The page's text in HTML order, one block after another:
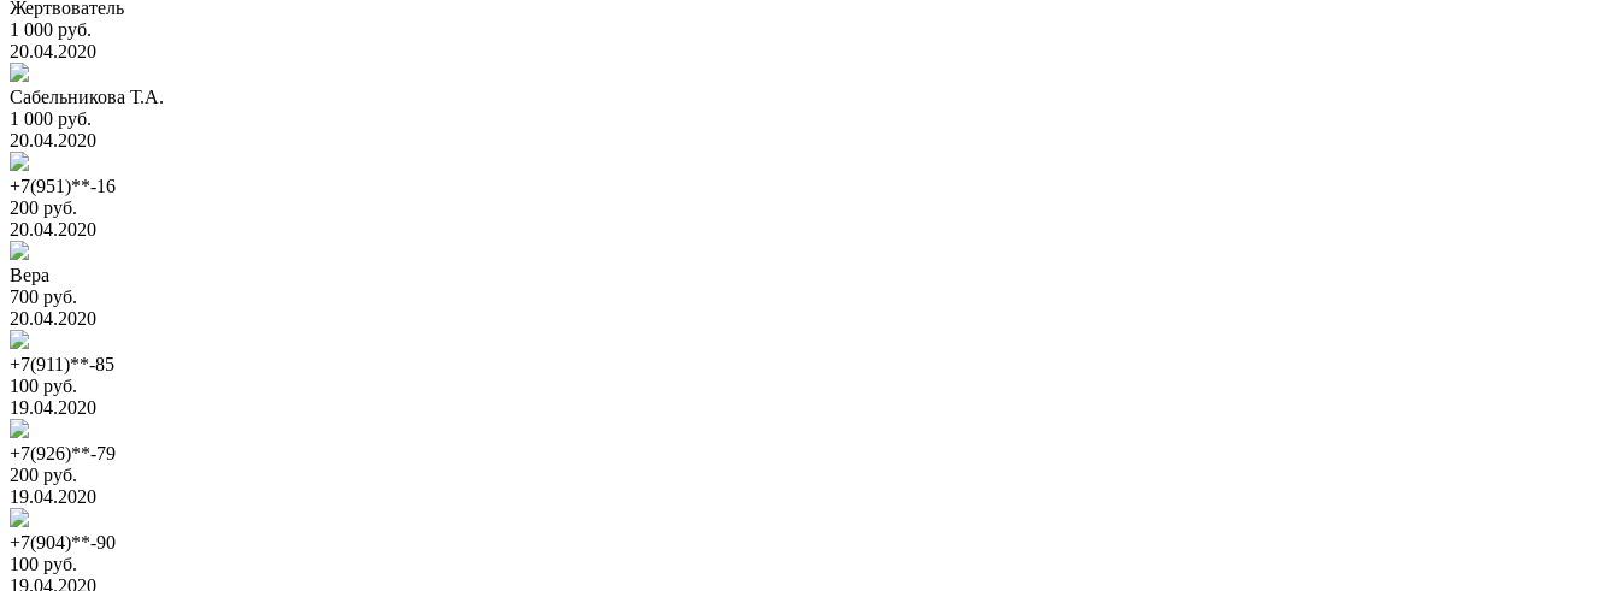
Жертвователь
1 000 руб.
20.04.2020
Сабельникова Т.А.
1 000 руб.
20.04.2020
+7(951)**-16
200 руб.
20.04.2020
Вера
700 руб.
20.04.2020
+7(911)**-85
100 руб.
19.04.2020
+7(926)**-79
200 руб.
19.04.2020
+7(904)**-90
100 руб.
19.04.2020